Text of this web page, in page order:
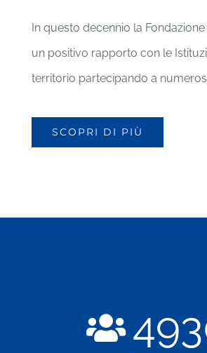
In questo decennio la
un positivo rapporto con le
territorio partecipando a
SCOPRI DI PIÙ